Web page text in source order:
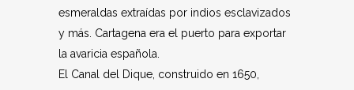
esmeraldas extraídas por indios esclavizados
y más. Cartagena era el puerto para exportar
la avaricia española.
El Canal del Dique, construido en 1650,